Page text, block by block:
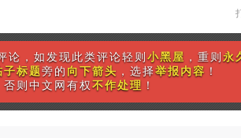
论，如发现此类评论轻则小黑屋 ，重则 永
子标题旁的向下箭头 ，选择举报内容 ！
否则中文网有权不作处理 ！